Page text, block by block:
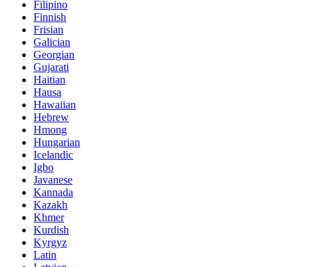
Filipino
Finnish
Frisian
Galician
Georgian
Gujarati
Haitian
Hausa
Hawaiian
Hebrew
Hmong
Hungarian
Icelandic
Igbo
Javanese
Kannada
Kazakh
Khmer
Kurdish
Kyrgyz
Latin